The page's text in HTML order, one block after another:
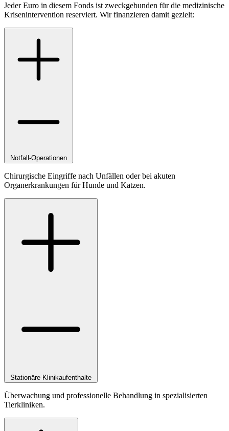
Jeder Euro in diesem Fonds ist zweckgebunden für die medizinische
Krisenintervention reserviert. Wir finanzieren damit gezielt:
Notfall-Operationen
Chirurgische Eingriffe nach Unfällen oder bei akuten
Organerkrankungen für Hunde und Katzen.
Stationäre Klinikaufenthalte
Überwachung und professionelle Behandlung in spezialisierten
Tierkliniken.